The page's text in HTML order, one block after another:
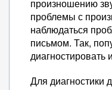
произношению
проблемы с
наблюдаться
письмом. Так,
диагностировать
Для диагностики